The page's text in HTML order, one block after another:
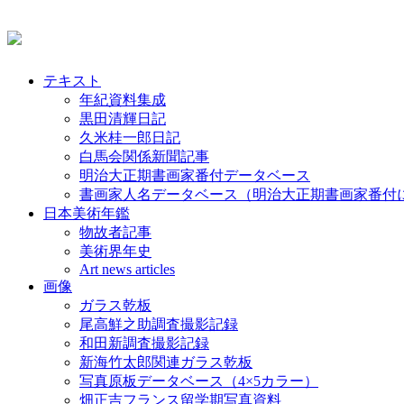
テキスト
年紀資料集成
黒田清輝日記
久米桂一郎日記
白馬会関係新聞記事
明治大正期書画家番付データベース
書画家人名データベース（明治大正期書画家番付
日本美術年鑑
物故者記事
美術界年史
Art news articles
画像
ガラス乾板
尾高鮮之助調査撮影記録
和田新調査撮影記録
新海竹太郎関連ガラス乾板
写真原板データベース（4×5カラー）
畑正吉フランス留学期写真資料